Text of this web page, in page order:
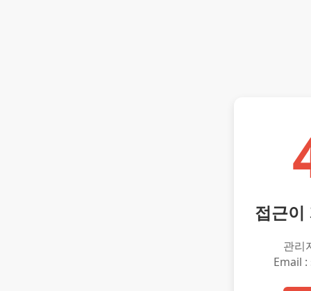
접근이
관리
Email